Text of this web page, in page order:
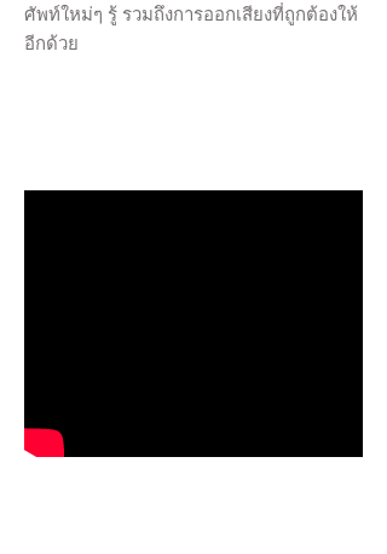
ศัพท์ใหม่ๆ รู้ รวมถึงการออกเสียงที่ถูกต้องให้
อีกด้วย